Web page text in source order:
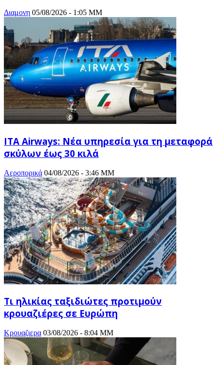
Διαμονη 05/08/2026 - 1:05 ΜΜ
ITA Airways: Νέα υπηρεσία για τη μεταφορά
σκύλων έως 30 κιλά
Αεροπορικά 04/08/2026 - 3:46 ΜΜ
Τι ηλικίας ταξιδιώτες προτιμούν
κρουαζιέρες σε Ευρώπη
Κρουαζιερα 03/08/2026 - 8:04 ΜΜ